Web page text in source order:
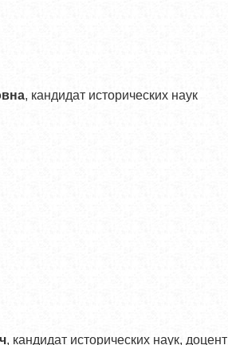
, кандидат исторических наук
, кандидат исторических наук, доцент